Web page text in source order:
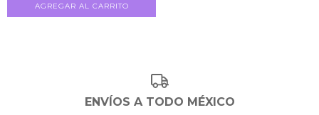
AGREGAR AL CARRITO
ENVÍOS A TODO MÉXICO